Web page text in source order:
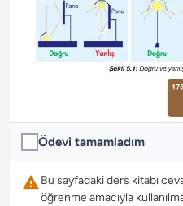
Ödevi tamamladım
Bu sayfadaki ders kitabı
öğrenme amacıyla